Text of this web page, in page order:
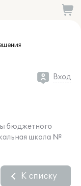
Вход
бюджетного
школа №
К списку